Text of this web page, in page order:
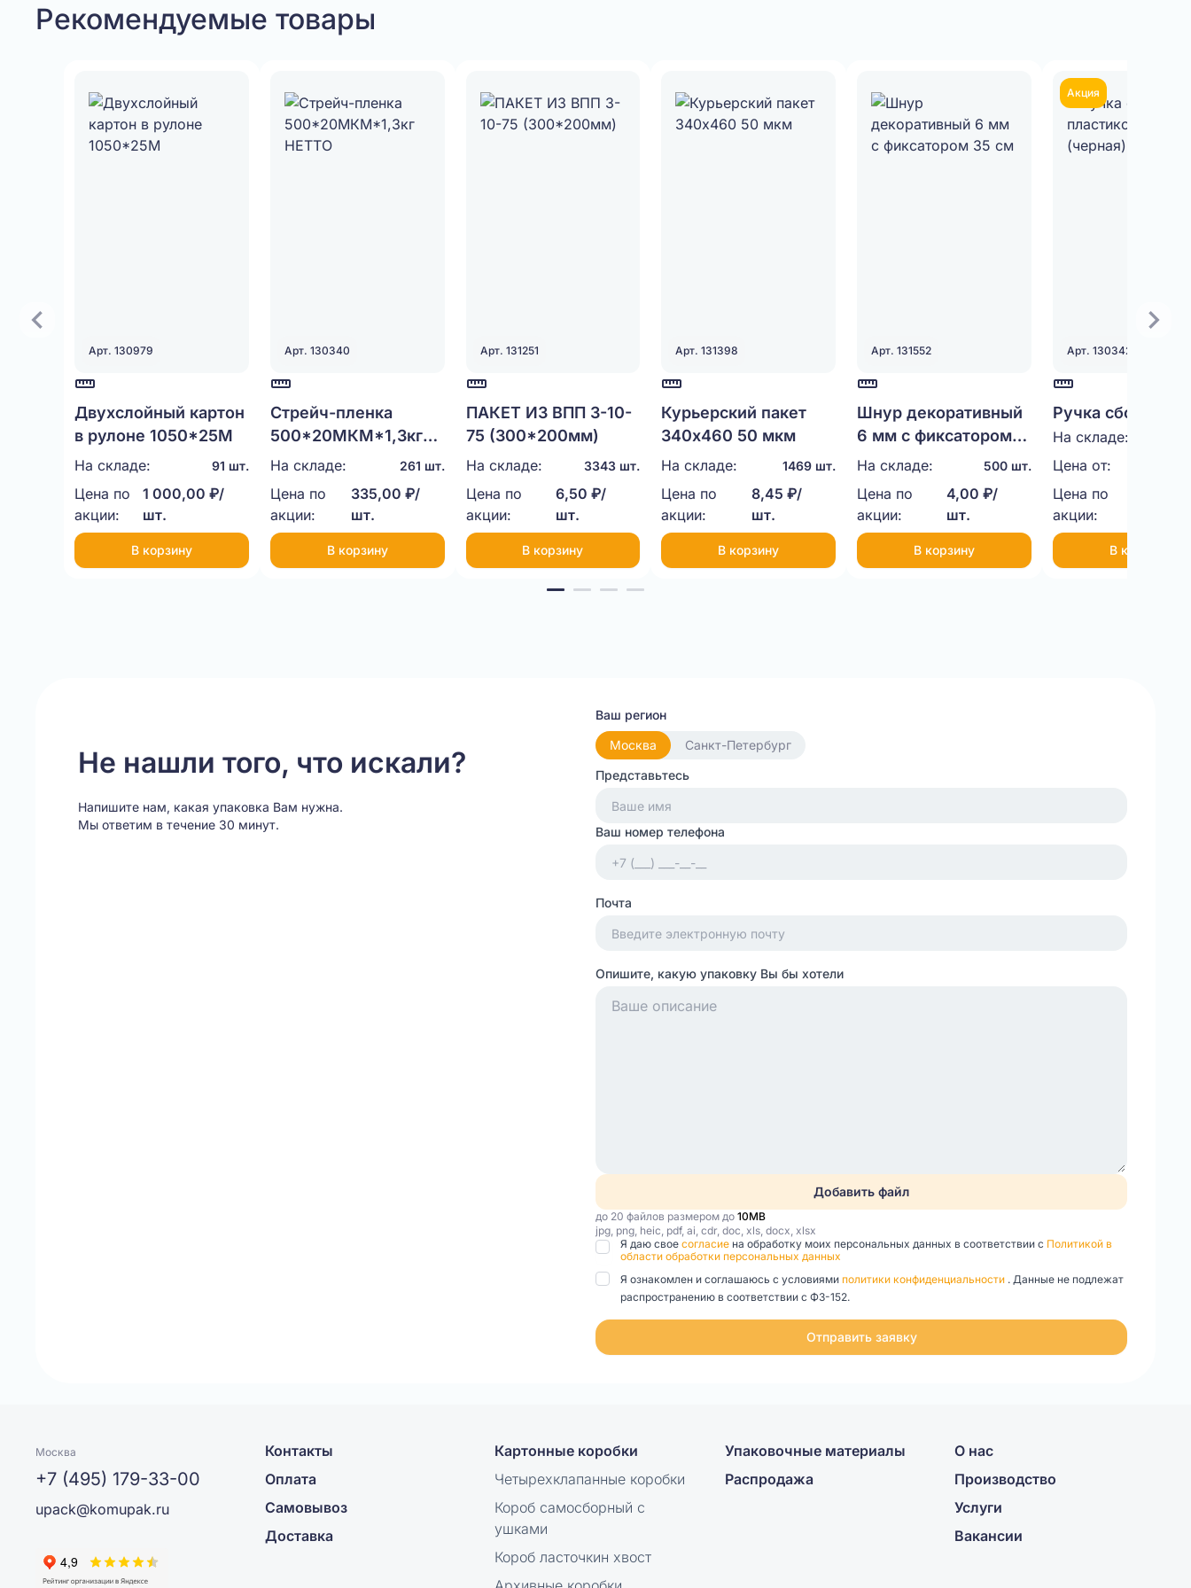
Рекомендуемые товары
Арт. 130979
Двухслойный картон
в рулоне 1050*25М
На складе: 91 шт.
Цена по
акции:
1 000,00 ₽/
шт.
В корзину
Арт. 130340
Стрейч-пленка
500*20МКМ*1,3кг
НЕТТО
На складе: 261 шт.
Цена по
акции:
335,00 ₽/
шт.
В корзину
Арт. 131251
ПАКЕТ ИЗ ВПП 3-10-
75 (300*200мм)
На складе: 3343 шт.
Цена по
акции:
6,50 ₽/
шт.
В корзину
Арт. 131398
Курьерский пакет
340х460 50 мкм
На складе: 1469 шт.
Цена по
акции:
8,45 ₽/
шт.
В корзину
Арт. 131552
Шнур декоративный
6 мм с фиксатором
35 см
На складе: 500 шт.
Цена по
акции:
4,00 ₽/
шт.
В корзину
Акция
Арт. 130342
Ручка сборная
пластиковая
На складе:
Цена от:
Цена по
акции:
В корзину
Не нашли того, что искали?
Напишите нам, какая упаковка Вам нужна.
Мы ответим в течение 30 минут.
Ваш регион
Москва
Санкт-Петербург
Представьтесь
Ваш номер телефона
Почта
Опишите, какую упаковку Вы бы хотели
Добавить файл
до 20 файлов размером до 10MB
jpg, png, heic, pdf, ai, cdr, doc, xls, docx, xlsx
Я даю свое согласие на обработку моих персональных данных в соответствии с Политикой в
области обработки персональных данных
Я ознакомлен и соглашаюсь с условиями политики конфиденциальности . Данные не подлежат
распространению в соответствии с ФЗ-152.
Отправить заявку
Москва
+7 (495) 179-33-00
upack@komupak.ru
Контакты
Оплата
Самовывоз
Доставка
Картонные коробки
Четырехклапанные коробки
Короб самосборный с
ушками
Короб ласточкин хвост
Упаковочные материалы
Распродажа
О нас
Производство
Услуги
Вакансии